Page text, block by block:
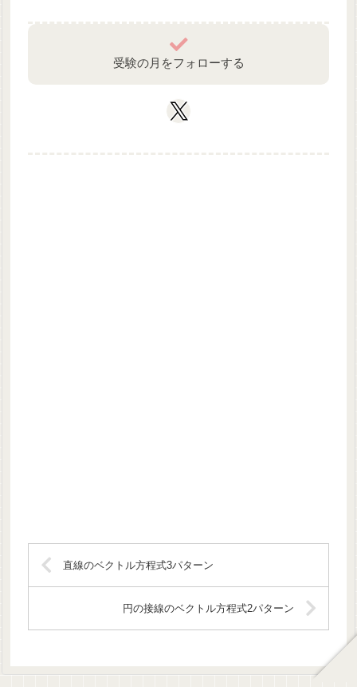
受験の月をフォローする
直線のベクトル方程式3パターン
円の接線のベクトル方程式2パターン